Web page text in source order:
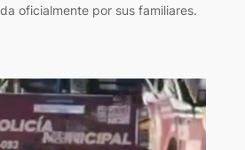
oficialmente por sus familiares.